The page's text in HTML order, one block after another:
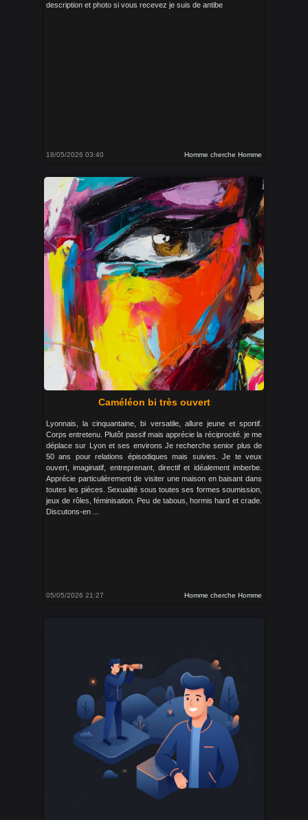
description et photo si vous recevez je suis de antibe
18/05/2026 03:40 Homme cherche Homme
Caméléon bi très ouvert
Lyonnais, la cinquantaine, bi versatile, allure jeune et sportif.
Corps entretenu. Plutôt passif mais apprécie la réciprocité. je me
déplace sur Lyon et ses environs Je recherche senior plus de
50 ans pour relations épisodiques mais suivies. Je te veux
ouvert, imaginatif, entreprenant, directif et idéalement imberbe.
Apprécie particulièrement de visiter une maison en baisant dans
toutes les pièces. Sexualité sous toutes ses formes soumission,
jeux de rôles, féminisation. Peu de tabous, hormis hard et crade.
Discutons-en ...
05/05/2026 21:27 Homme cherche Homme